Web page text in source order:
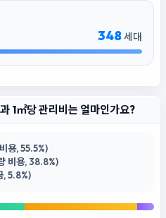
348세대
1㎡당 관리비는 얼마인가요?
용, 55.5%)
비용, 38.8%)
, 5.8%)